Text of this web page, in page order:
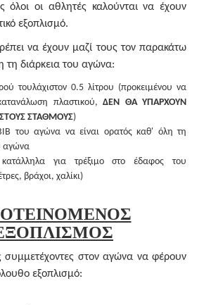
όλοι οι αθλητές καλούνται να έχουν
εξοπλισμό.
να έχουν μαζί τους τον παρακάτω
τη διάρκεια του αγώνα:
τουλάχιστον 0.5 λίτρου (προκειμένου να
πλαστικού, ΔΕΝ ΘΑ ΥΠΑΡΧΟΥΝ
ΣΤΑΘΜΟΥΣ)
του αγώνα να είναι ορατός καθ' όλη τη
αγώνα
για τρέξιμο στο έδαφος του
βράχοι, χαλίκι)
συμμετέχοντες στον αγώνα να φέρουν
εξοπλισμό: